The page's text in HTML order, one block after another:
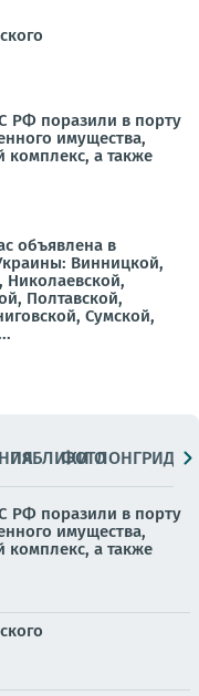
РФ поразили в порту
имущества,
а также
объявлена в
Винницкой,
Полтавской,
Сумской,
ПАБЛИКИ
ФОТОЛОНГРИДЫ
РФ поразили в порту
имущества,
а также